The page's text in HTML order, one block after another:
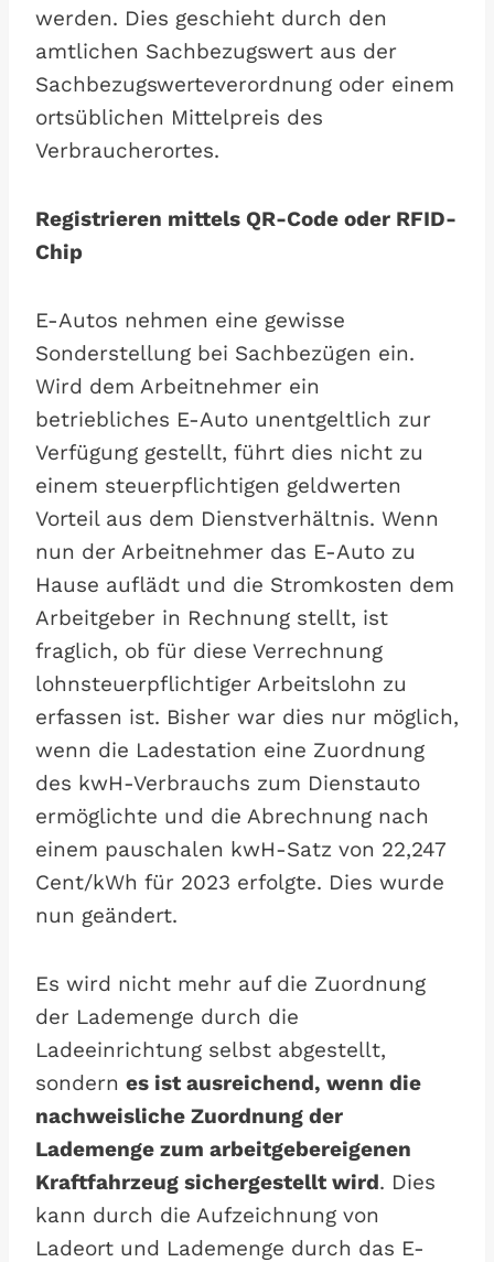
werden. Dies geschieht durch den
amtlichen Sachbezugswert aus der
Sachbezugswerteverordnung oder einem
ortsüblichen Mittelpreis des
Verbraucherortes.
Registrieren mittels QR-Code oder RFID-
Chip
E-Autos nehmen eine gewisse
Sonderstellung bei Sachbezügen ein.
Wird dem Arbeitnehmer ein
betriebliches E-Auto unentgeltlich zur
Verfügung gestellt, führt dies nicht zu
einem steuerpflichtigen geldwerten
Vorteil aus dem Dienstverhältnis. Wenn
nun der Arbeitnehmer das E-Auto zu
Hause auflädt und die Stromkosten dem
Arbeitgeber in Rechnung stellt, ist
fraglich, ob für diese Verrechnung
lohnsteuerpflichtiger Arbeitslohn zu
erfassen ist. Bisher war dies nur möglich,
wenn die Ladestation eine Zuordnung
des kwH-Verbrauchs zum Dienstauto
ermöglichte und die Abrechnung nach
einem pauschalen kwH-Satz von 22,247
Cent/kWh für 2023 erfolgte. Dies wurde
nun geändert.
Es wird nicht mehr auf die Zuordnung
der Lademenge durch die
Ladeeinrichtung selbst abgestellt,
sondern es ist ausreichend, wenn die
nachweisliche Zuordnung der
Lademenge zum arbeitgebereigenen
Kraftfahrzeug sichergestellt wird. Dies
kann durch die Aufzeichnung von
Ladeort und Lademenge durch das E-